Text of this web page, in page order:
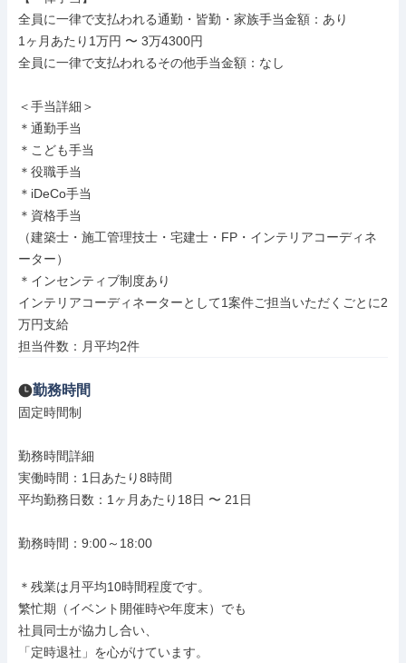
全員に一律で支払われる通勤・皆勤・家族手当金額：あり
1ヶ月あたり1万円 〜 3万4300円
全員に一律で支払われるその他手当金額：なし
＜手当詳細＞
＊通勤手当
＊こども手当
＊役職手当
＊iDeCo手当
＊資格手当
（建築士・施工管理技士・宅建士・FP・インテリアコーディネ
ーター）
＊インセンティブ制度あり
インテリアコーディネーターとして1案件ご担当いただくごとに2
万円支給
担当件数：月平均2件
勤務時間
固定時間制
勤務時間詳細
実働時間：1日あたり8時間
平均勤務日数：1ヶ月あたり18日 〜 21日
勤務時間：9:00～18:00
＊残業は月平均10時間程度です。
繁忙期（イベント開催時や年度末）でも
社員同士が協力し合い、
「定時退社」を心がけています。